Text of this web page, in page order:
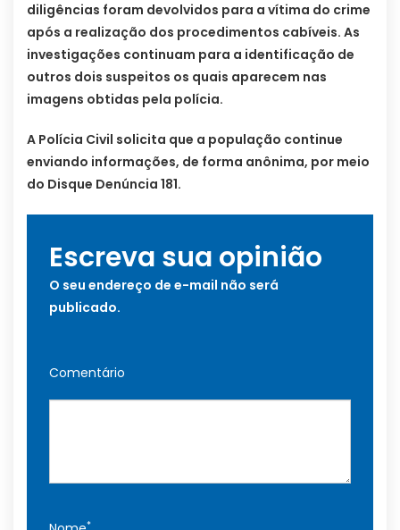
diligências foram devolvidos para a vítima do crime
após a realização dos procedimentos cabíveis. As
investigações continuam para a identificação de
outros dois suspeitos os quais aparecem nas
imagens obtidas pela polícia.
A Polícia Civil solicita que a população continue
enviando informações, de forma anônima, por meio
do Disque Denúncia 181.
Escreva sua opinião
O seu endereço de e-mail não será
publicado.
Comentário
*